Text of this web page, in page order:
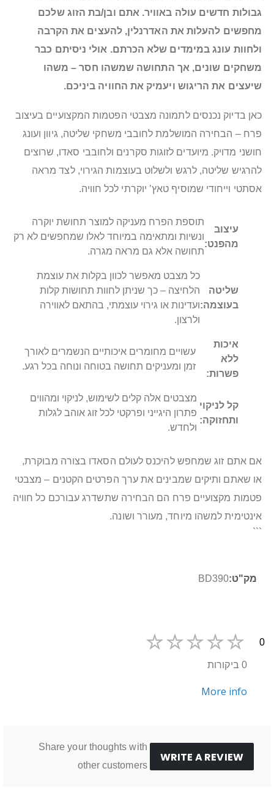
גבולות חדשים עולה באוויר. אתם ובן/בת הזוג שלכם
מחפשים להעלות את האדרנלין, להעצים את הקרבה
ולחוות עונג במימדים שלא הכרתם. אולי ניסיתם כבר
משחקים שונים, אך התחושה שמשהו חסר – משהו
שיעצים את הריגוש ויעמיק את החוויה ביניכם.
כאן בדיוק נכנסים לתמונה מצבטי הפטמות המקצועיים בעיצוב
פרח – הבחירה המושלמת לחובבי משחקי שליטה, גיוון ועונג
חושני מדויק. מיועדים לזוגות סקרנים ולחובבי סאדו, שרוצים
להרגיש שליטה, לרגש ולשלוט בעוצמות הגירוי, לצד מראה
אסתטי וייחודי שמוסיף טאץ’ יוקרתי לכל חוויה.
עיצוב
מהפנט:
תוספת הפרח מעניקה למוצר תחושת יוקרה
ונשיות ומתאימה במיוחד לאלו שמחפשים לא רק
תחושה אלא גם מראה מגרה.
שליטה
בעוצמה:
כל מצבט מאפשר לכוון בקלות את עוצמת
הלחיצה – כך שניתן לחוות תחושות קלות
ועדינות או גירוי עוצמתי, בהתאם לאווירה
ולרצון.
איכות
ללא
פשרות:
עשויים מחומרים איכותיים הנשמרים לאורך
זמן ומעניקים תחושה בטוחה ונוחה בכל רגע.
קל לניקוי
ותחזוקה:
מצבטים אלה קלים לשימוש, לניקוי ומהווים
פתרון היגייני ופרקטי לכל זוג אוהב לגלות
ולחדש.
אם אתם זוג שמחפש להיכנס לעולם הסאדו בצורה מבוקרת,
או שאתם ותיקים שמבינים את ערך הפרטים הקטנים – מצבטי
פטמות מקצועיים פרח הם הבחירה שתשדרג עבורכם כל חוויה
אינטימית למשהו מיוחד, מעורר ושונה.
```
מידע
BD390
0
0 ביקורות
More info
WRITE A REVIEW
Share your thoughts with
other customers